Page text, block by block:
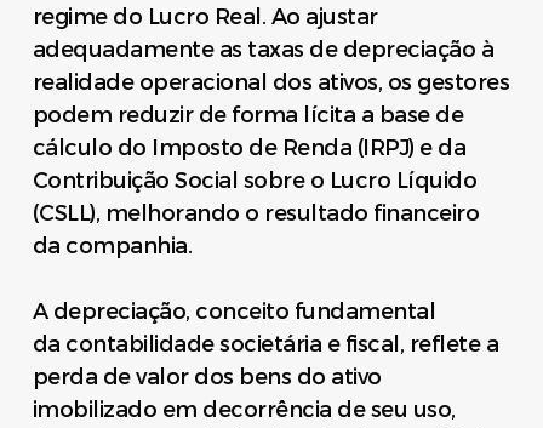
regime do Lucro Real. Ao ajustar
adequadamente as taxas de depreciação à
realidade operacional dos ativos, os gestores
podem reduzir de forma lícita a base de
cálculo do Imposto de Renda (IRPJ) e da
Contribuição Social sobre o Lucro Líquido
(CSLL), melhorando o resultado financeiro
da companhia.
A depreciação, conceito fundamental
da contabilidade societária e fiscal, reflete a
perda de valor dos bens do ativo
imobilizado em decorrência de seu uso,